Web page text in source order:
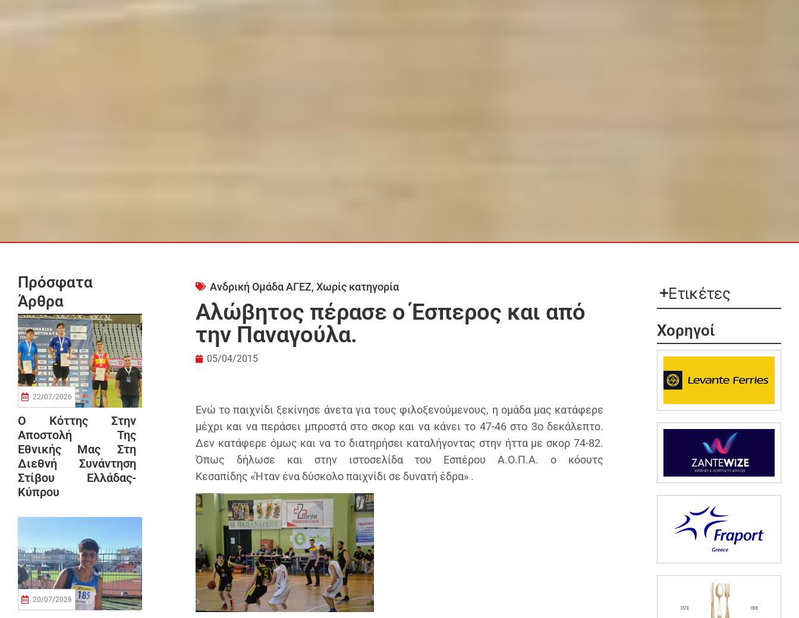
Πρόσφατα
Άρθρα
22/07/2026
Ο Κόττης Στην
Αποστολή Της
Εθνικής Μας Στη
Διεθνή Συνάντηση
Στίβου Ελλάδας-
Κύπρου
20/07/2026
Ανδρική Ομάδα ΑΓΕΖ, Χωρίς κατηγορία
Αλώβητος πέρασε ο Έσπερος και από
την Παναγούλα.
05/04/2015
Ενώ το παιχνίδι ξεκίνησε άνετα για τους φιλοξενούμενους, η ομάδα μας κατάφερε
μέχρι και να περάσει μπροστά στο σκορ και να κάνει το 47-46 στο 3ο δεκάλεπτο.
Δεν κατάφερε όμως και να το διατηρήσει καταλήγοντας στην ήττα με σκορ 74-82.
Όπως δήλωσε και στην ιστοσελίδα του Εσπέρου Α.Ο.Π.Α. ο κόουτς
Κεσαπίδης «Ήταν ένα δύσκολο παιχνίδι σε δυνατή έδρα» .
Ετικέτες
Χορηγοί